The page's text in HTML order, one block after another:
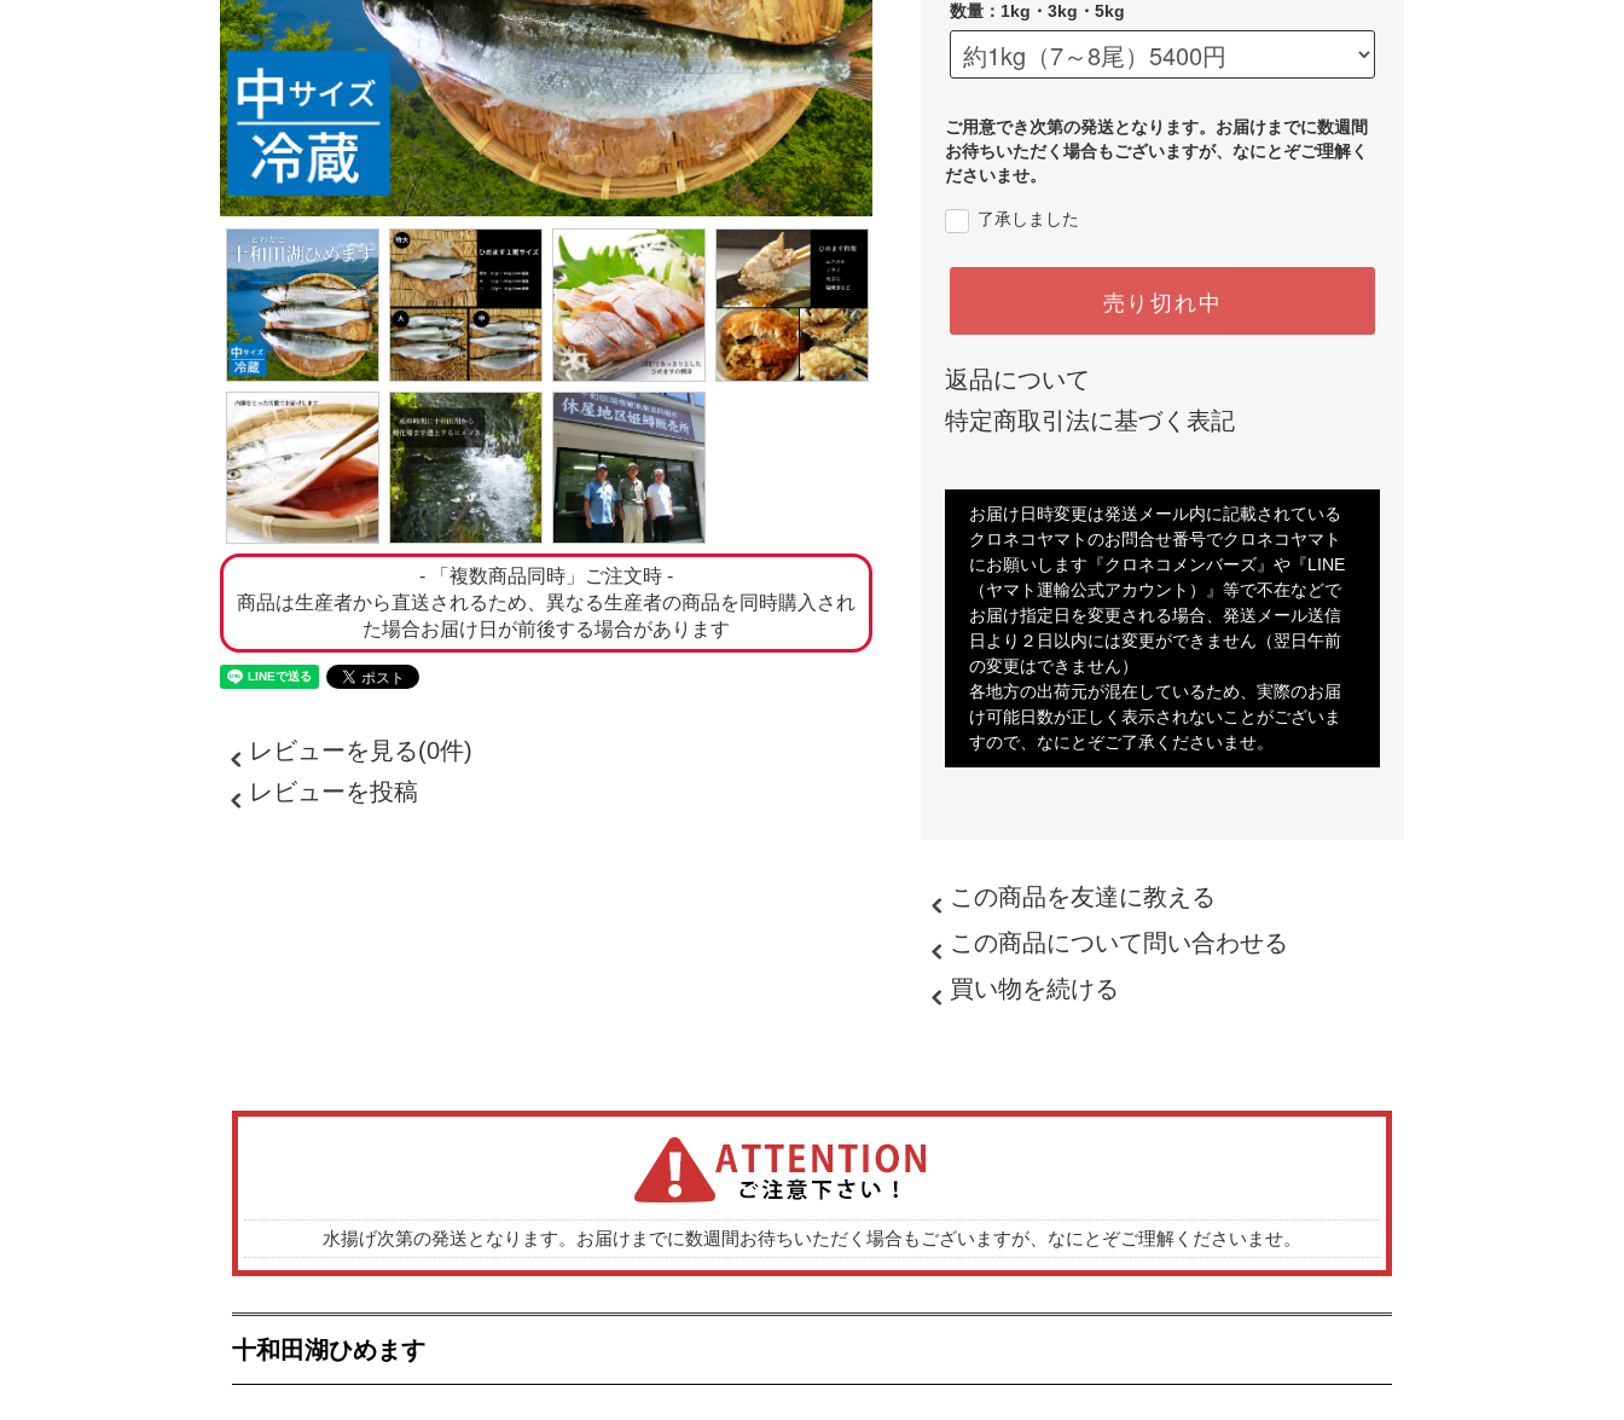
- 「複数商品同時」ご注文時 -
商品は生産者から直送されるため、異なる生産者の商品を同時購入され
た場合お届け日が前後する場合があります
レビューを見る(0件)
レビューを投稿
数量：1kg・3kg・5kg
ご用意でき次第の発送となります。お届けまでに数週間
お待ちいただく場合もございますが、なにとぞご理解く
ださいませ。
了承しました
売り切れ中
返品について
特定商取引法に基づく表記
お届け日時変更は発送メール内に記載されている
クロネコヤマトのお問合せ番号でクロネコヤマト
にお願いします『クロネコメンバーズ』や『LINE
（ヤマト運輸公式アカウント）』等で不在などで
お届け指定日を変更される場合、発送メール送信
日より２日以内には変更ができません（翌日午前
の変更はできません）
各地方の出荷元が混在しているため、実際のお届
け可能日数が正しく表示されないことがございま
すので、なにとぞご了承くださいませ。
この商品を友達に教える
この商品について問い合わせる
買い物を続ける
水揚げ次第の発送となります。お届けまでに数週間お待ちいただく場合もございますが、なにとぞご理解くださいませ。
十和田湖ひめます